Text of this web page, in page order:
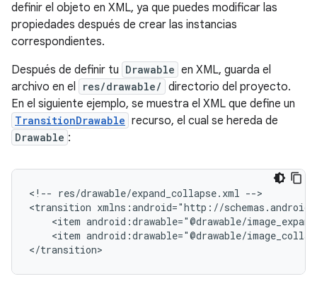
definir el objeto en XML, ya que puedes modificar las
propiedades después de crear las instancias
correspondientes.
Después de definir tu Drawable en XML, guarda el
archivo en el
res/drawable/ directorio del proyecto.
En el siguiente ejemplo, se muestra el XML que define un
TransitionDrawable recurso, el cual se hereda de
Drawable :
<!-- res/drawable/expand_collapse.xml -->
<transition
<item
<item android:drawable="@drawable/
</transition>